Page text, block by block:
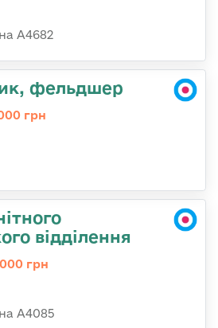
А4682
фельдшер
грн
відділення
грн
А4085